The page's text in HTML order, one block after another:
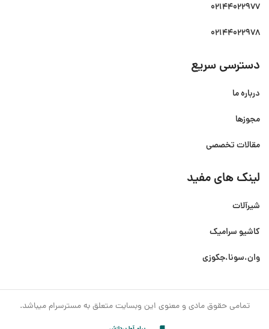
02144022977
02144022978
دسترسی سریع
درباره ما
مجوزها
مقالات تخصصی
لینک های مفید
شیرآلات
کاشیو سرامیک
وان،سونا،جکوزی
تمامی حقوق مادی و معنوی این وبسایت متعلق به مسترسرام میباشد.